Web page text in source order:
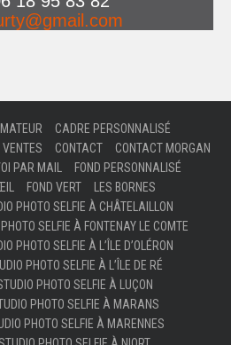
CADRE PERSONNALISÉ
CONTACT
CONTACT MORGAN
PAR MAIL
FOND PERSONNALISÉ
FOND VERT
LES BORNES
PHOTO SELFIE À CHÂTELAILLON
PHOTO SELFIE À FONTENAY LE COMTE
PHOTO SELFIE À L’ÎLE D’OLÉRON
PHOTO SELFIE À L’ÎLE DE RÉ
PHOTO SELFIE À LUÇON
PHOTO SELFIE À MARANS
PHOTO SELFIE À MARENNES